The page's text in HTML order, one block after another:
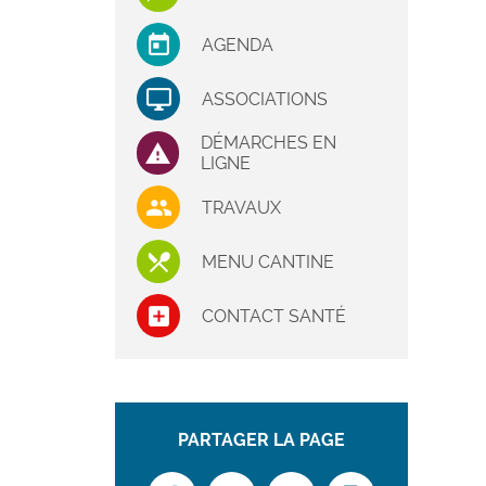
AGENDA
ASSOCIATIONS
DÉMARCHES EN
LIGNE
TRAVAUX
MENU CANTINE
CONTACT SANTÉ
PARTAGER LA PAGE